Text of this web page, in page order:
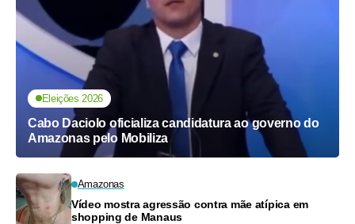
Eleições 2026
Cabo Daciolo oficializa candidatura ao governo do
Amazonas pelo Mobiliza
Amazonas
Vídeo mostra agressão contra mãe atípica em
shopping de Manaus